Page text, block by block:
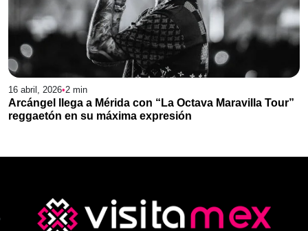
16 abril, 2026•2 min
Arcángel llega a Mérida con “La Octava Maravilla Tour”
reggaetón en su máxima expresión